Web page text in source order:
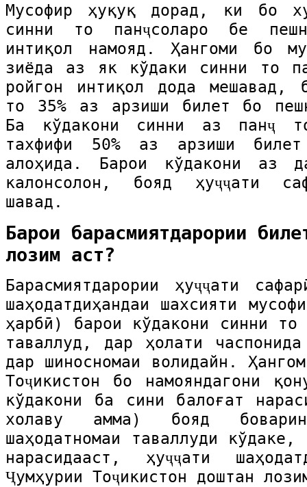
Мусофир ҳуқуқ дорад, ки бо
синни то панҷсоларо бе
интиқол намояд. Ҳангоми бо
зиёда аз як кўдаки синни то
ройгон интиқол дода мешавад,
то 35% аз арзиши билет бо
Ба кўдакони синни аз панҷ
тахфифи 50% аз арзиши
алоҳида. Барои кўдакони аз
калонсолон, бояд ҳуҷҷати
шавад.
Барои барасмиятдарории
лозим аст?
Барасмиятдарории ҳуҷҷати
шаҳодатдиҳандаи шахсияти
ҳарбӣ) барои кўдакони синни то
таваллуд, дар ҳолати
дар шиносномаи волидайн.
Тоҷикистон бо намояндагони
кўдакони ба сини балоғат
холаву амма) бояд
шаҳодатномаи таваллуди
нарасидааст, ҳуҷҷати
Ҷумҳурии Тоҷикистон доштан